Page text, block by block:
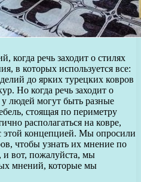
когда речь заходит о стилях
в которых используется все:
до ярких турецких ковров
Но когда речь заходит о
людей могут быть разные
стоящая по периметру
располагаться на ковре,
этой концепцией. Мы опросили
чтобы узнать их мнение по
и вот, пожалуйста, мы
мнений, которые мы